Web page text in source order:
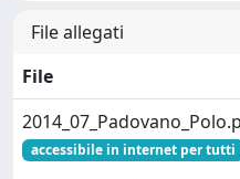
File allegati
File
accessibile in internet per tutti